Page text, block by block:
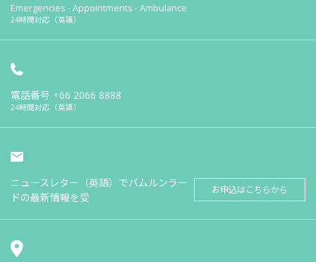
Emergencies - Appointments - Ambulance
24時間対応（英語）
電話番号 +66 2066 8888
24時間対応（英語）
ニュースレター（英語）でバムルンラー
ドの最新情報を受
お申込はこちらから